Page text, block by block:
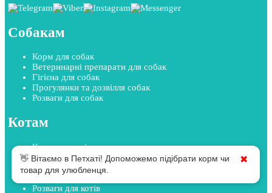
Собакам
Корм для собак
Ветеринарні препарати для собак
Гігієна для собак
Прогулянки та дозвілля собак
Розваги для собак
Котам
Корм для котів
Ветеринарні препарати для котів
Гігієна для котів
Прогулянки та дозвілля котів
Розваги для котів
👋 Вітаємо в Петхаті! Допоможемо підібрати корм чи
товар для улюбленця.
✖